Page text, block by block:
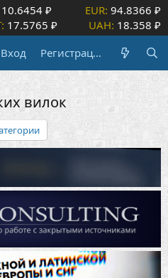
₽ EUR: 94.8366 ₽
17.5765 ₽ UAH: 18.358 ₽
Вход
Регистрация
вилок